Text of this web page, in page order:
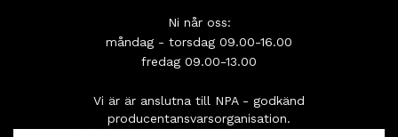
Ni når oss:
måndag - torsdag 09.00-16.00
fredag 09.00-13.00
Vi är är anslutna till NPA - godkänd
producentansvarsorganisation.